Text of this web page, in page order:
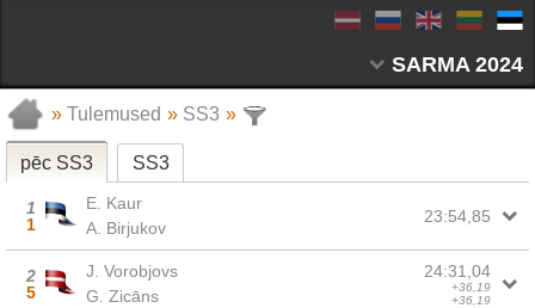
SARMA 2024
»Tulemused » SS3 »
pēc SS3 SS3
1
1
E. Kaur
A. Birjukov
23:54,85
2
5
J. Vorobjovs
G. Zicāns
24:31,04
+36,19
+36,19